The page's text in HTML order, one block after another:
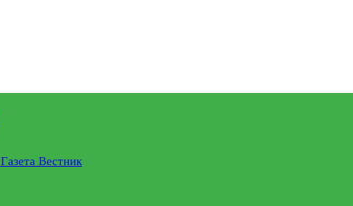
Газета Вестник